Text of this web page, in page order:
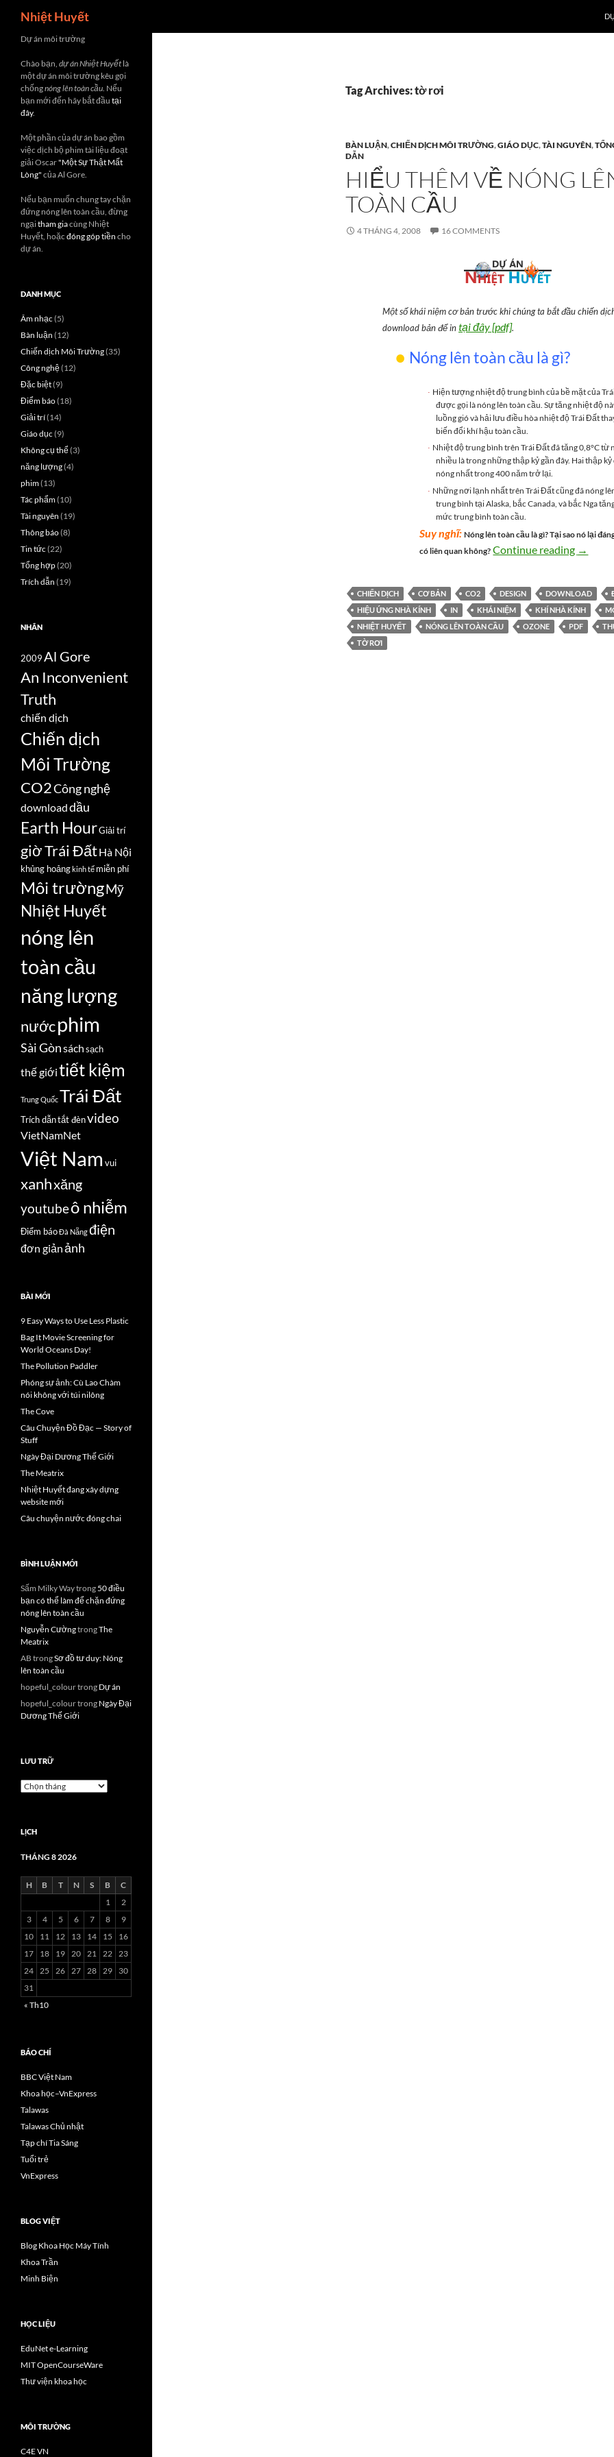
content
Nhiệt Huyết
Tag Archives: tờ rơi
BÀN LUẬN,CHIẾN DỊCH MÔI TRƯỜNG,GIÁO DỤC,TÀI NGUYÊN,
DẪN
HIỂU THÊM VỀ NÓNG
TOÀN CẦU
4 THÁNG 4, 2008 16 COMMENTS
Một số khái niệm cơ bản trước khi chúng ta bắt đầu chiến
download bản để intại đây [pdf].
● Nóng lên toàn cầu là gì?
· Hiện tượng nhiệt độ trung bình của bề mặt của
được gọi là nóng lên toàn cầu. Sự tăng nhiệt độ
luồng gió và hải lưu điều hòa nhiệt độ Trái Đất
biến đổi khí hậu toàn cầu.
· Nhiệt độ trung bình trên Trái Đất đã tăng 0,8°C từ
nhiều là trong những thập kỷ gần đây. Hai thập
nóng nhất trong 400 năm trở lại.
· Những nơi lạnh nhất trên Trái Đất cũng đã nóng
trung bình tại Alaska, bắc Canada, và bắc Nga
mức trung bình toàn cầu.
Suy nghĩ: Nóng lên toàn cầu là gì? Tại sao nó lại
có liên quan không? Continue reading Hiểu
→
CHIẾN DỊCH CƠ BẢN CO2 DESIGN DOWNLOAD
HIỆU ỨNG NHÀ KÍNH
IN KHÁI NIỆM KHÍ NHÀ KÍNH
NHIỆT HUYẾT
NÓNG LÊN TOÀN CẦU OZONE PDF
TỜ RƠI
Dự án môi trường
Chào bạn, dự án Nhiệt Huyết là
một dự án môi trường kêu gọi
chốngnóng lên toàn cầu. Nếu
bạn mới đến hãy bắt đầu tại
đây.
Một phần của dự án bao gồm
việc dịch bộ phim tài liệu đoạt
giải Oscar"Một Sự Thật Mất
Lòng" của Al Gore.
Nếu bạn muốn chung tay chặn
đứng nóng lên toàn cầu, đừng
ngạitham giacùng Nhiệt
Huyết, hoặc đóng góp tiền cho
dự án.
DANH MỤC
Âm nhạc (5)
Bàn luận (12)
Chiến dịch Môi Trường(35)
Công nghệ (12)
Đặc biệt(9)
Điểm báo(18)
Giải trí(14)
Giáo dục (9)
Không cụ thể (3)
năng lượng(4)
phim(13)
Tác phẩm(10)
Tài nguyên (19)
Thông báo(8)
Tin tức (22)
Tổng hợp(20)
Trích dẫn (19)
NHÃN
2009Al Gore
An Inconvenient
Truth
chiến dịch
Chiến dịch
Môi Trường
CO2Công nghệ
downloaddầu
Earth HourGiải trí
giờ Trái ĐấtHà Nội
khủng hoảngkinh tế miễn phí
Môi trườngMỹ
Nhiệt Huyết
nóng lên
toàn cầu
năng lượng
nướcphim
Sài Gònsáchsạch
thế giớitiết kiệm
Trung QuốcTrái Đất
Trích dẫntắt đènvideo
VietNamNet
Việt Nam vui
xanhxăng
youtubeô nhiễm
Điểm báoĐà Nẵngđiện
đơn giảnảnh
BÀI MỚI
9 Easy Ways to Use Less Plastic
Bag It Movie Screening for
World Oceans Day!
The Pollution Paddler
Phóng sự ảnh: Cù Lao Chàm
nói không với túi nilông
The Cove
Câu Chuyện Đồ Đạc — Story of
Stuff
Ngày Đại Dương Thế Giới
The Meatrix
Nhiệt Huyết đang xây dựng
website mới
Câu chuyện nước đóng chai
BÌNH LUẬN MỚI
Sấm Milky Waytrong50 điều
bạn có thể làm để chặn đứng
nóng lên toàn cầu
Nguyễn CườngtrongThe
Meatrix
AB trongSơ đồ tư duy: Nóng
lên toàn cầu
hopeful_colourtrong Dự án
hopeful_colourtrong Ngày Đại
Dương Thế Giới
LƯU TRỮ
Lưu
LỊCH
THÁNG 8 2026
H B T N S B
C
1
2
3
4 5 6 7 8
9
10
11 12 13 14 15
16
17
18 19 20 21 22 23
24 25 26 27 28 29
30
31
« Th10
BÁO CHÍ
BBC Việt Nam
Khoa học–VnExpress
Talawas
Talawas Chủ nhật
Tạp chí Tia Sáng
Tuổi trẻ
VnExpress
BLOG VIỆT
Blog Khoa Học Máy Tính
Khoa Trần
Minh Biện
HỌC LIỆU
EduNet e-Learning
MIT OpenCourseWare
Thư viện khoa học
MÔI TRƯỜNG
C4E VN